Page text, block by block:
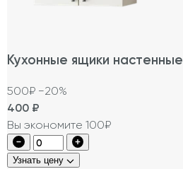
Кухонные ящики настенные
500₽ −20%
400 ₽
Вы экономите 100₽
Узнать цену